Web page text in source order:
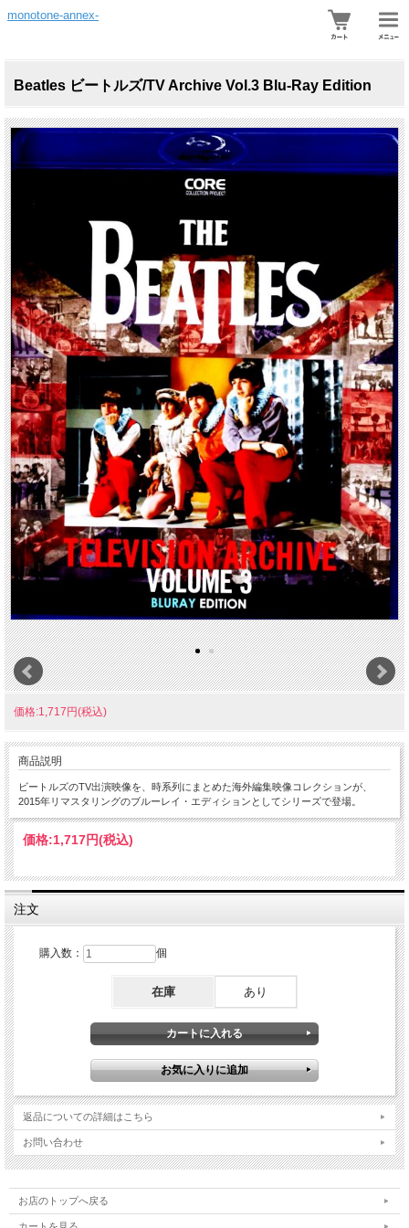
monotone-annex-
Beatles ビートルズ/TV Archive Vol.3 Blu-Ray Edition
価格:1,717円(税込)
商品説明
ビートルズのTV出演映像を、時系列にまとめた海外編集映像コレクションが、
2015年リマスタリングのブルーレイ・エディションとしてシリーズで登場。
価格:1,717円(税込)
注文
購入数： 個
在庫 あり
返品についての詳細はこちら
お問い合わせ
お店のトップへ戻る